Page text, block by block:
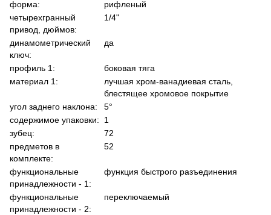
форма:
рифленый
четырехгранный
привод, дюймов:
1/4"
динамометрический
ключ:
да
профиль 1:
боковая тяга
материал 1:
лучшая хром-ванадиевая сталь,
блестящее хромовое покрытие
угол заднего наклона:
5°
содержимое упаковки:
1
зубец:
72
предметов в
комплекте:
52
функциональные
принадлежности - 1:
функция быстрого разъединения
функциональные
принадлежности - 2:
переключаемый